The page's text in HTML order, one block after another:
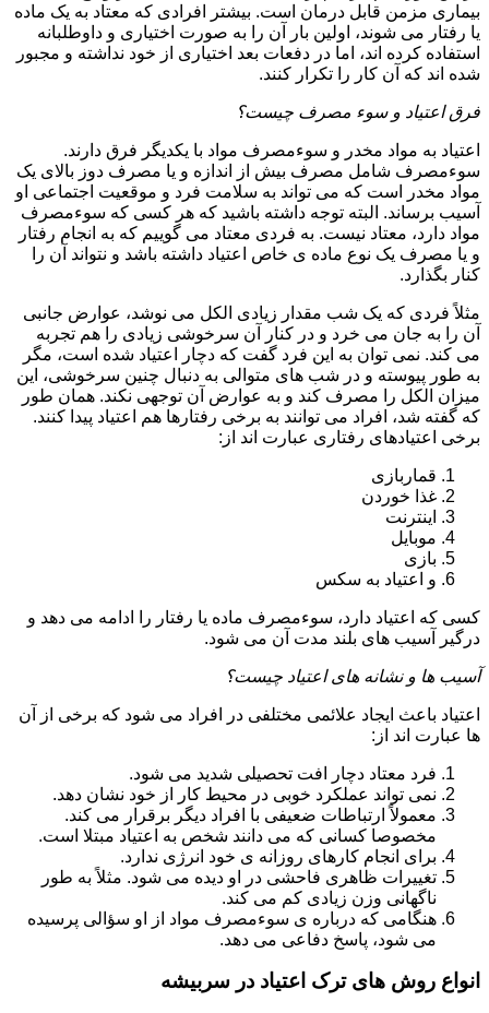
بیماری مزمن قابل درمان است. بیشتر افرادی که معتاد به یک ماده
یا رفتار می شوند، اولین بار آن را به صورت اختیاری و داوطلبانه
استفاده کرده اند، اما در دفعات بعد اختیاری از خود نداشته و مجبور
شده اند که آن کار را تکرار کنند.
فرق اعتیاد و سوء مصرف چیست؟
اعتیاد به مواد مخدر و سوءمصرف مواد با یکدیگر فرق دارند.
سوءمصرف شامل مصرف بیش از اندازه و یا مصرف دوز بالای یک
مواد مخدر است که می تواند به سلامت فرد و موقعیت اجتماعی او
آسیب برساند. البته توجه داشته باشید که هر کسی که سوءمصرف
مواد دارد، معتاد نیست. به فردی معتاد می گوییم که به انجام رفتار
و یا مصرف یک نوع ماده ی خاص اعتیاد داشته باشد و نتواند آن را
کنار بگذارد.
مثلاً فردی که یک شب مقدار زیادی الکل می نوشد، عوارض جانبی
آن را به جان می خرد و در کنار آن سرخوشی زیادی را هم تجربه
می کند. نمی توان به این فرد گفت که دچار اعتیاد شده است، مگر
به طور پیوسته و در شب های متوالی به دنبال چنین سرخوشی، این
میزان الکل را مصرف کند و به عوارض آن توجهی نکند. همان طور
که گفته شد، افراد می توانند به برخی رفتارها هم اعتیاد پیدا کنند.
برخی اعتیادهای رفتاری عبارت اند از:
قماربازی
غذا خوردن
اینترنت
موبایل
بازی
و اعتیاد به سکس
کسی که اعتیاد دارد، سوءمصرف ماده یا رفتار را ادامه می دهد و
درگیر آسیب های بلند مدت آن می شود.
آسیب ها و نشانه های اعتیاد چیست؟
اعتیاد باعث ایجاد علائمی مختلفی در افراد می شود که برخی از آن
ها عبارت اند از:
فرد معتاد دچار افت تحصیلی شدید می شود.
نمی تواند عملکرد خوبی در محیط کار از خود نشان دهد.
معمولاً ارتباطات ضعیفی با افراد دیگر برقرار می کند.
مخصوصا کسانی که می دانند شخص به اعتیاد مبتلا است.
برای انجام کارهای روزانه ی خود انرژی ندارد.
تغییرات ظاهری فاحشی در او دیده می شود. مثلاً به طور
ناگهانی وزن زیادی کم می کند.
هنگامی که درباره ی سوءمصرف مواد از او سؤالی پرسیده
می شود، پاسخ دفاعی می دهد.
انواع روش های ترک اعتیاد در سربیشه